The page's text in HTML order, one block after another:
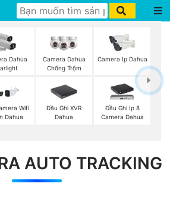
Dahua
Camera Dahua
Chống Trộm
Camera Ip Dahua
Wifi
Dahua
Đầu Ghi XVR
Dahua
Đầu Ghi Ip 8
Camera Dahua
AUTO TRACKING